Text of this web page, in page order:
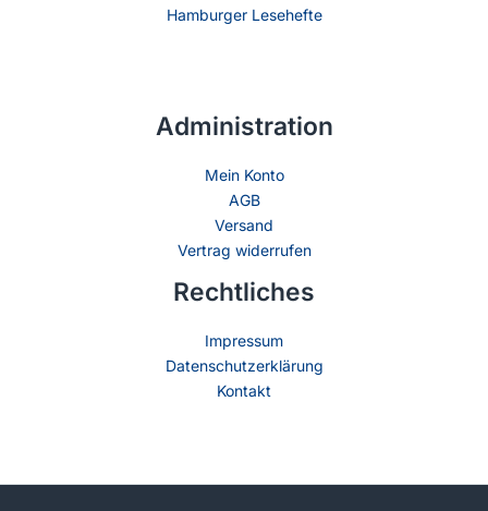
Hamburger Lesehefte
Administration
Mein Konto
AGB
Versand
Vertrag widerrufen
Rechtliches
Impressum
Datenschutzerklärung
Kontakt